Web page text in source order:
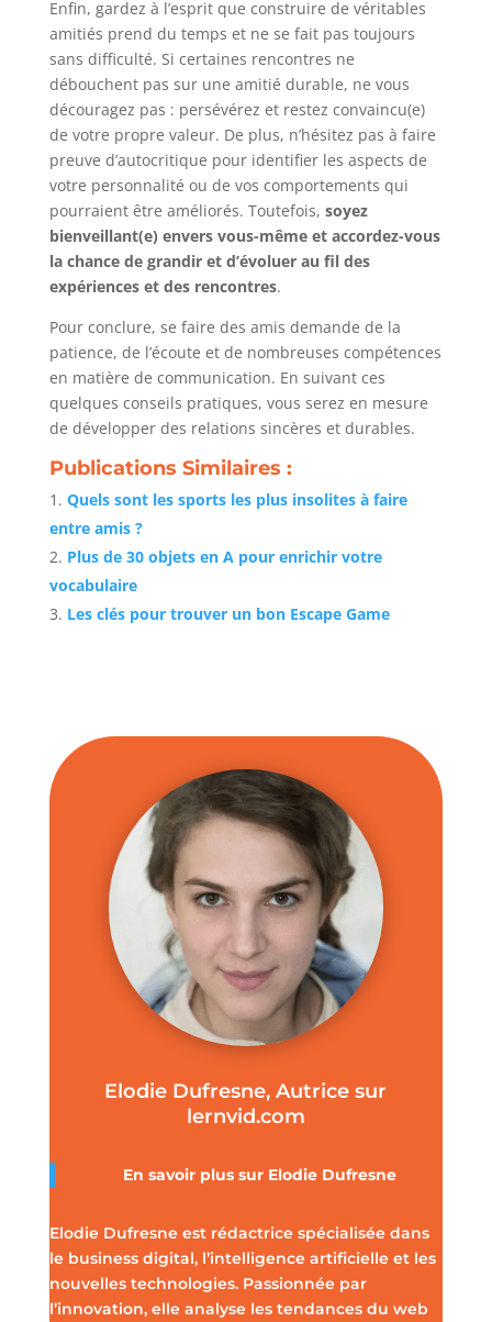
Enfin, gardez à l’esprit que construire de véritables
amitiés prend du temps et ne se fait pas toujours
sans difficulté. Si certaines rencontres ne
débouchent pas sur une amitié durable, ne vous
découragez pas : persévérez et restez convaincu(e)
de votre propre valeur. De plus, n’hésitez pas à faire
preuve d’autocritique pour identifier les aspects de
votre personnalité ou de vos comportements qui
pourraient être améliorés. Toutefois, soyez
bienveillant(e) envers vous-même et accordez-vous
la chance de grandir et d’évoluer au fil des
expériences et des rencontres.
Pour conclure, se faire des amis demande de la
patience, de l’écoute et de nombreuses compétences
en matière de communication. En suivant ces
quelques conseils pratiques, vous serez en mesure
de développer des relations sincères et durables.
Publications Similaires :
Quels sont les sports les plus insolites à faire
entre amis ?
Plus de 30 objets en A pour enrichir votre
vocabulaire
Les clés pour trouver un bon Escape Game
Elodie Dufresne, Autrice sur
lernvid.com
En savoir plus sur Elodie Dufresne
Elodie Dufresne est rédactrice spécialisée dans
le business digital, l’intelligence artificielle et les
nouvelles technologies. Passionnée par
l’innovation, elle analyse les tendances du web